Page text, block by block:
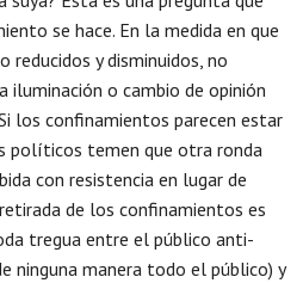
se hace. En la medida en que
reducidos y disminuidos, no
iluminación o cambio de opinión
los confinamientos parecen estar
políticos temen que otra ronda
con resistencia en lugar de
de los confinamientos es
tregua entre el público anti-
ninguna manera todo el público) y